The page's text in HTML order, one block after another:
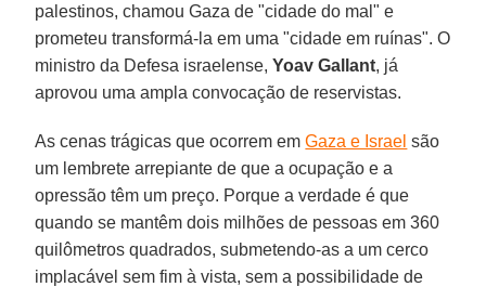
palestinos, chamou Gaza de "cidade do mal" e
prometeu transformá-la em uma "cidade em ruínas". O
ministro da Defesa israelense,Yoav Gallant, já
aprovou uma ampla convocação de reservistas.
As cenas trágicas que ocorrem emGaza e Israel são
um lembrete arrepiante de que a ocupação e a
opressão têm um preço. Porque a verdade é que
quando se mantêm dois milhões de pessoas em 360
quilômetros quadrados, submetendo-as a um cerco
implacável sem fim à vista, sem a possibilidade de